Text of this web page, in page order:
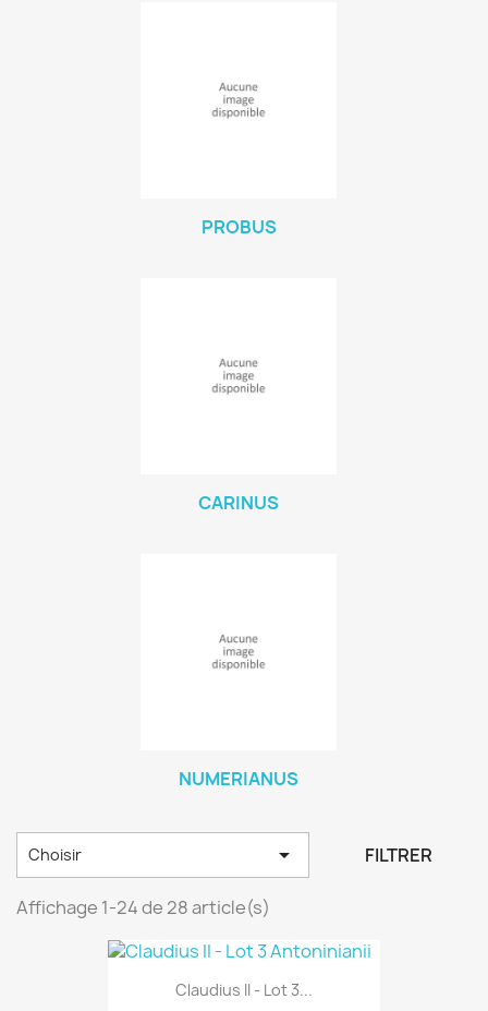
PROBUS
CARINUS
NUMERIANUS
Choisir  FILTRER
Affichage 1-24 de 28 article(s)
Claudius II - Lot 3...